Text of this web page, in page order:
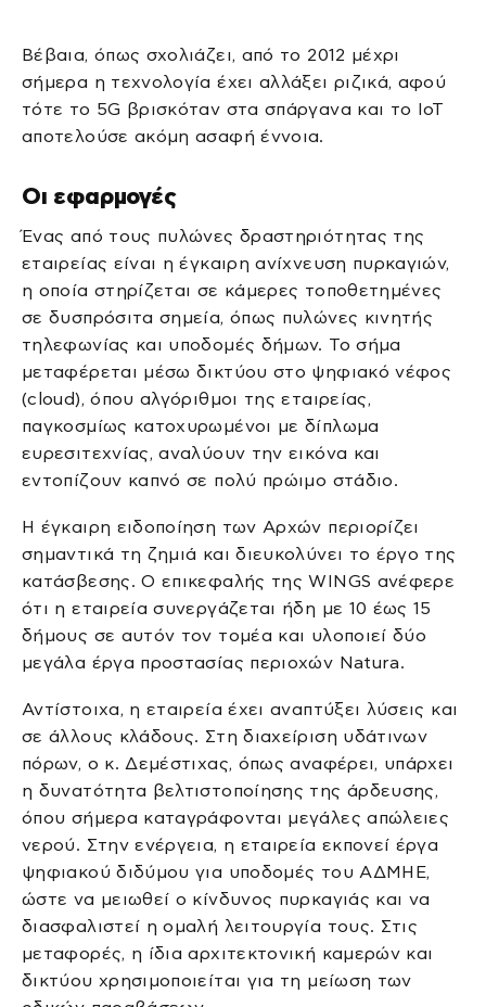
Βέβαια, όπως σχολιάζει, από το 2012 μέχρι
σήμερα η τεχνολογία έχει αλλάξει ριζικά, αφού
τότε το 5G βρισκόταν στα σπάργανα και το IoT
αποτελούσε ακόμη ασαφή έννοια.
Οι εφαρμογές
Ένας από τους πυλώνες δραστηριότητας της
εταιρείας είναι η έγκαιρη ανίχνευση πυρκαγιών,
η οποία στηρίζεται σε κάμερες τοποθετημένες
σε δυσπρόσιτα σημεία, όπως πυλώνες κινητής
τηλεφωνίας και υποδομές δήμων. Το σήμα
μεταφέρεται μέσω δικτύου στο ψηφιακό νέφος
(cloud), όπου αλγόριθμοι της εταιρείας,
παγκοσμίως κατοχυρωμένοι με δίπλωμα
ευρεσιτεχνίας, αναλύουν την εικόνα και
εντοπίζουν καπνό σε πολύ πρώιμο στάδιο.
Η έγκαιρη ειδοποίηση των Αρχών περιορίζει
σημαντικά τη ζημιά και διευκολύνει το έργο της
κατάσβεσης. Ο επικεφαλής της WINGS ανέφερε
ότι η εταιρεία συνεργάζεται ήδη με 10 έως 15
δήμους σε αυτόν τον τομέα και υλοποιεί δύο
μεγάλα έργα προστασίας περιοχών Natura.
Αντίστοιχα, η εταιρεία έχει αναπτύξει λύσεις και
σε άλλους κλάδους. Στη διαχείριση υδάτινων
πόρων, ο κ. Δεμέστιχας, όπως αναφέρει, υπάρχει
η δυνατότητα βελτιστοποίησης της άρδευσης,
όπου σήμερα καταγράφονται μεγάλες απώλειες
νερού. Στην ενέργεια, η εταιρεία εκπονεί έργα
ψηφιακού διδύμου για υποδομές του ΑΔΜΗΕ,
ώστε να μειωθεί ο κίνδυνος πυρκαγιάς και να
διασφαλιστεί η ομαλή λειτουργία τους. Στις
μεταφορές, η ίδια αρχιτεκτονική καμερών και
δικτύου χρησιμοποιείται για τη μείωση των